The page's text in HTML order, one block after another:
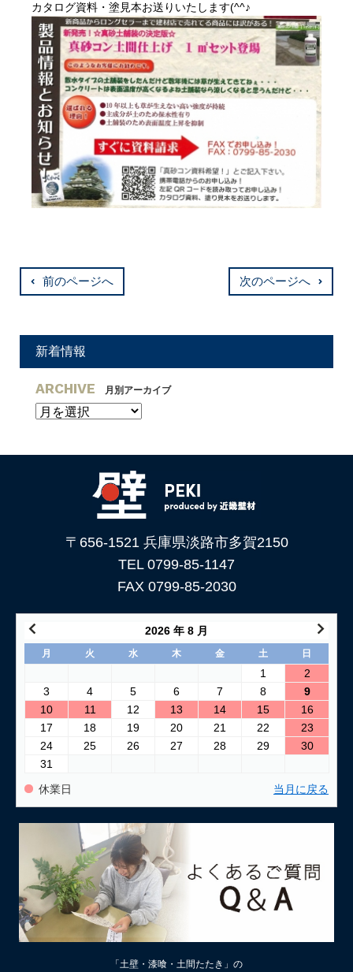
カタログ資料・塗見本お送りいたします(^^♪
前のページへ 次のページへ
新着情報
ARCHIVE 月別アーカイブ
〒656-1521 兵庫県淡路市多賀2150
TEL 0799-85-1147
FAX 0799-85-2030
2026 年 8 月
月 火 水 木 金 土 日
1
2
3
4 5 6 7 8
9
10
11 12 13 14 15
16
17
18 19 20 21 22
23
24
25 26 27 28 29
30
31
休業日 当月に戻る
「土壁・漆喰・土間たたき」の